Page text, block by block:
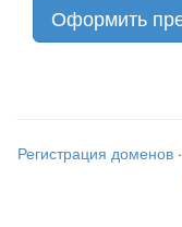
Оформить
Регистрация доменов ·